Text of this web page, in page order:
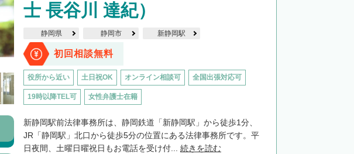
士 長谷川 達紀）
静岡県 静岡市 新静岡駅
初回相談無料
役所から近い 土日祝OK オンライン相談可 全国出張対応可
19時以降TEL可 女性弁護士在籍
新静岡駅前法律事務所は、静岡鉄道「新静岡駅」から徒歩1分、
JR「静岡駅」北口から徒歩5分の位置にある法律事務所です。平
日夜間、土曜日曜祝日もお電話を受け付... 続きを読む